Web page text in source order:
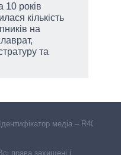
10 років
кількість
на
та
медіа – R40-
права захищені і